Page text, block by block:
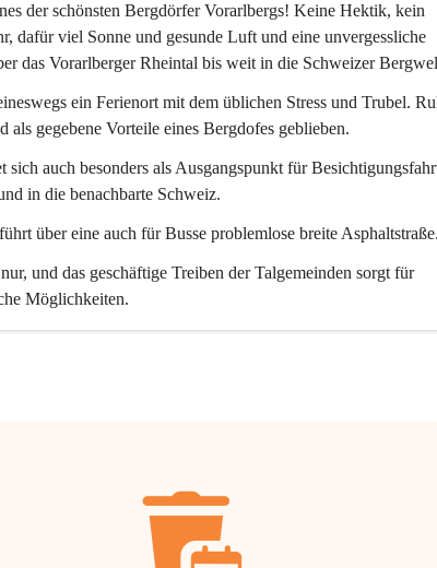
der schönsten Bergdörfer Vorarlbergs! Keine Hektik, kein
dafür viel Sonne und gesunde Luft und eine unvergessliche
das Vorarlberger Rheintal bis weit in die Schweizer
ein Ferienort mit dem üblichen Stress und Trubel.
als gegebene Vorteile eines Bergdofes geblieben.
sich auch besonders als Ausgangspunkt für
in die benachbarte Schweiz.
über eine auch für Busse problemlose breite
und das geschäftige Treiben der Talgemeinden sorgt für
Möglichkeiten.